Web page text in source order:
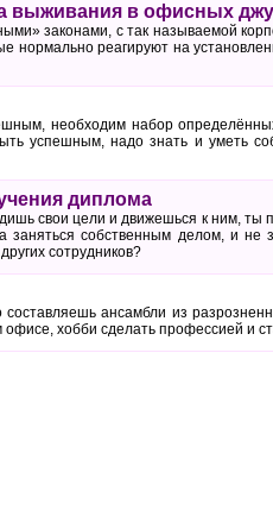
выживания в офисных
законами, с так называемой
нормально реагируют на
необходим набор
успешным, надо знать и уметь
диплома
свои цели и движешься к ним, ты
заняться собственным делом, и
сотрудников?
ансамбли из
офисе, хобби сделать профессией и